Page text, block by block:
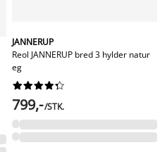
JANNERUP
Reol JANNERUP bred 3 hylder natur
eg






799,-/STK.